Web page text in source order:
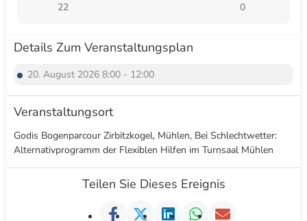
22
0
Details Zum Veranstaltungsplan
20. August 2026 8:00 - 12:00
Veranstaltungsort
Godis Bogenparcour Zirbitzkogel, Mühlen, Bei Schlechtwetter:
Alternativprogramm der Flexiblen Hilfen im Turnsaal Mühlen
Teilen Sie Dieses Ereignis